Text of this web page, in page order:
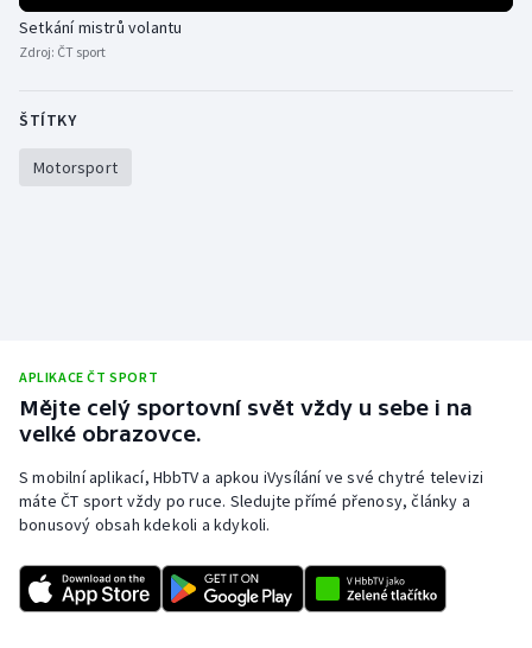
Setkání mistrů volantu
Zdroj: ČT sport
ŠTÍTKY
Motorsport
APLIKACE ČT SPORT
Mějte celý sportovní svět vždy u sebe i na
velké obrazovce.
S mobilní aplikací, HbbTV a apkou iVysílání ve své chytré televizi
máte ČT sport vždy po ruce. Sledujte přímé přenosy, články a
bonusový obsah kdekoli a kdykoli.